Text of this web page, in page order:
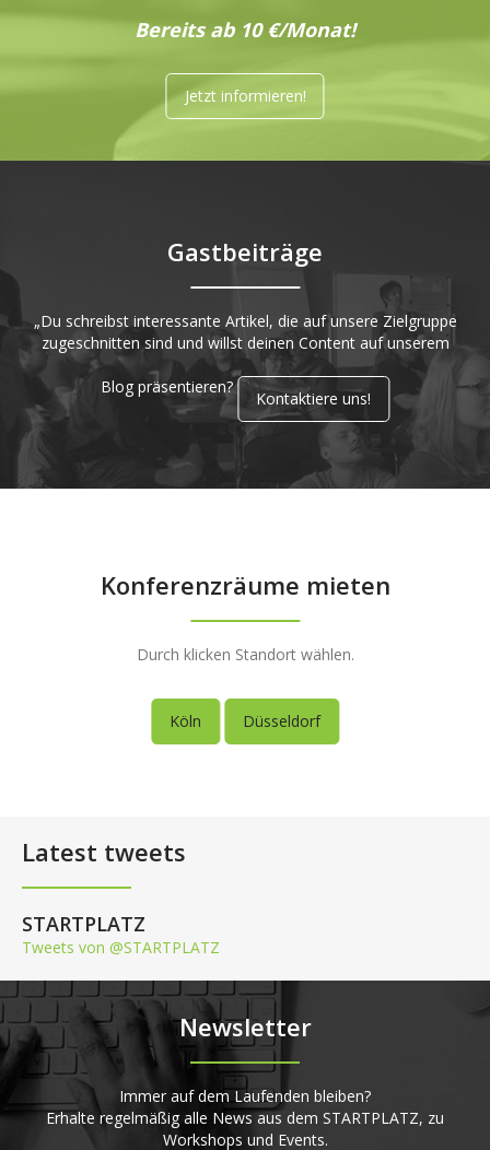
Bereits ab 10 €/Monat!
Jetzt informieren!
Gastbeiträge
„Du schreibst interessante Artikel, die auf unsere Zielgruppe
zugeschnitten sind und willst deinen Content auf unserem
Blog präsentieren?
Kontaktiere uns!
Konferenzräume mieten
Durch klicken Standort wählen.
Köln Düsseldorf
Latest tweets
STARTPLATZ
Tweets von @STARTPLATZ
Newsletter
Immer auf dem Laufenden bleiben?
Erhalte regelmäßig alle News aus dem STARTPLATZ, zu
Workshops und Events.